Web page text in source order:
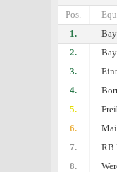
Pos.
1.
2.
3.
4.
5.
6.
7.
RB
8.